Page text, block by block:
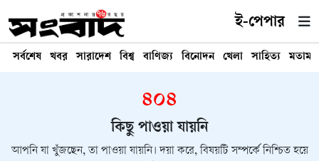
ই-পেপার
সর্বশেষ খবর সারাদেশ বিশ্ব বাণিজ্য বিনোদন খেলা সাহিত্য মতামত
৪০৪
কিছু পাওয়া যায়নি
আপনি যা খুঁজছেন, তা পাওয়া যায়নি। দয়া করে, বিষয়টি সম্পর্কে নিশ্চিত হয়ে